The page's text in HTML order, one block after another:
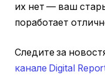
их нет — ваш
поработает
Следите за
канале Digital